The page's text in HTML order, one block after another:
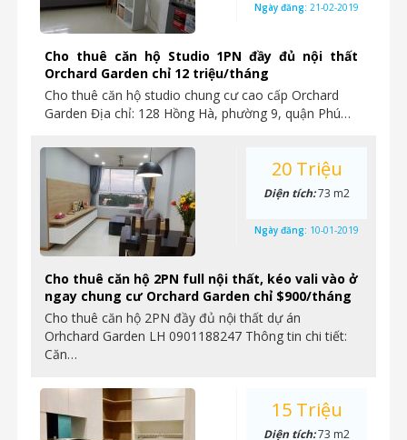
Cho thuê căn hộ Studio 1PN đầy đủ nội thất
Orchard Garden chỉ 12 triệu/tháng
Cho thuê căn hộ studio chung cư cao cấp Orchard
Garden Địa chỉ: 128 Hồng Hà, phường 9, quận Phú…
Ngày đăng: 21-02-2019
Cho thuê căn hộ 2PN full nội thất, kéo vali vào ở
ngay chung cư Orchard Garden chỉ $900/tháng
Cho thuê căn hộ 2PN đầy đủ nội thất dự án
Orhchard Garden LH 0901188247 Thông tin chi tiết:
Căn…
20 Triệu
Diện tích:73 m2
Ngày đăng: 10-01-2019
15 Triệu
Diện tích:73 m2